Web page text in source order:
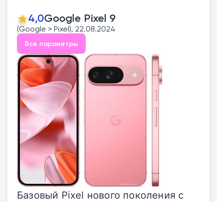
4,0Google Pixel 9
(Google > Pixel), 22.08.2024
Все параметры
Базовый Pixel нового поколения с